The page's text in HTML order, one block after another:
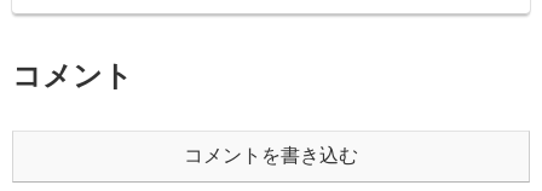
コメント
コメントを書き込む